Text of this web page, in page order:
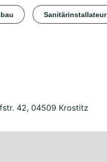
Sanitärinstallateur
42, 04509 Krostitz